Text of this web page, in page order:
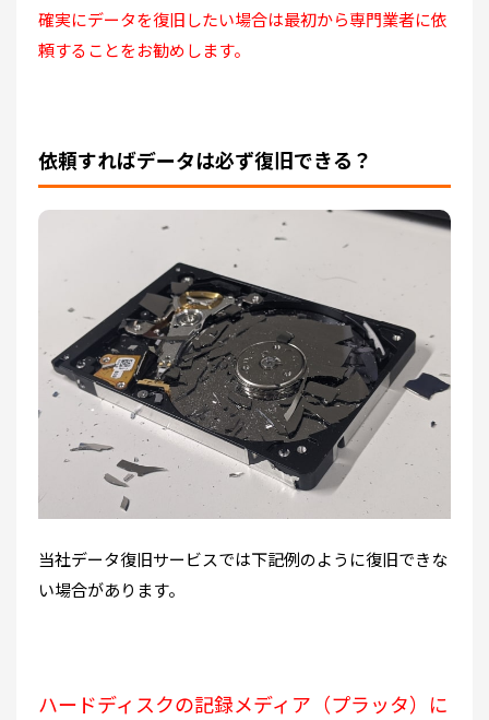
確実にデータを復旧したい場合は最初から専門業者に依
頼することをお勧めします。
依頼すればデータは必ず復旧できる？
当社データ復旧サービスでは下記例のように復旧できな
い場合があります。
ハードディスクの記録メディア（プラッタ）に